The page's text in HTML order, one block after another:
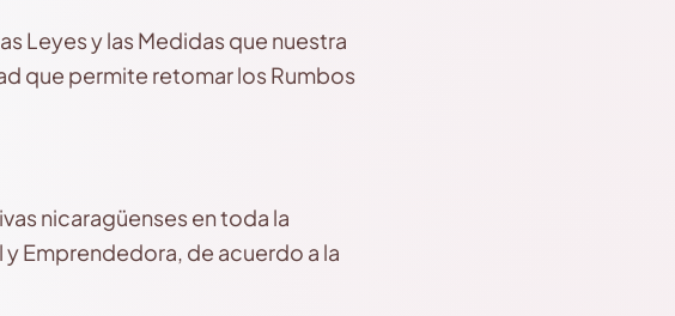
Leyes y las Medidas que nuestra
que permite retomar los Rumbos
nicaragüenses en toda la
Emprendedora, de acuerdo a la